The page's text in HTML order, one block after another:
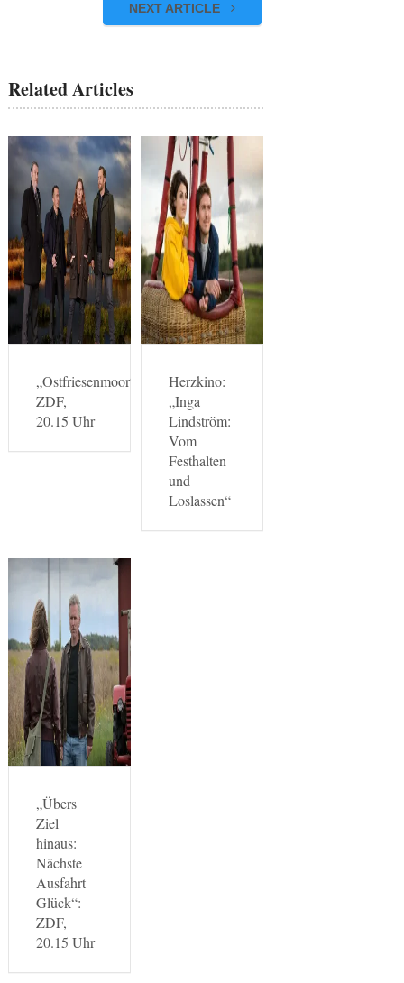
NEXT ARTICLE
Related Articles
„Ostfriesenmoor“:
ZDF,
20.15 Uhr
Herzkino:
„Inga
Lindström:
Vom
Festhalten
und
Loslassen“
„Übers
Ziel
hinaus:
Nächste
Ausfahrt
Glück“:
ZDF,
20.15 Uhr